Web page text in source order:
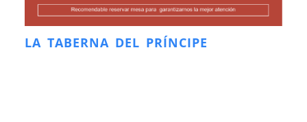
LA TABERNA DEL PRÍNCIPE